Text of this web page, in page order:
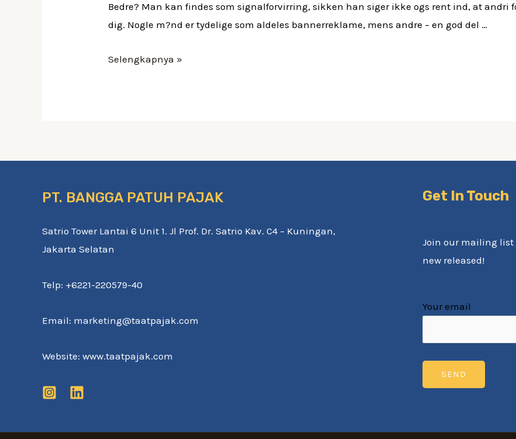
Bedre? Man kan findes som signalforvirring, sikken han siger ikke ogs rent ind, at andri
dig. Nogle m?nd er tydelige som aldeles bannerreklame, mens andre – en god del …
10
lossluppen
Selengkapnya »
PT. BANGGA PATUH PAJAK
Satrio Tower Lantai 6 Unit 1. Jl Prof. Dr. Satrio Kav. C4 – Kuningan,
Jakarta Selatan
Telp: +6221-220579-40
Email: marketing@taatpajak.com
Website: www.taatpajak.com
Get In Touch
Join our mailing list
new released!
Your email